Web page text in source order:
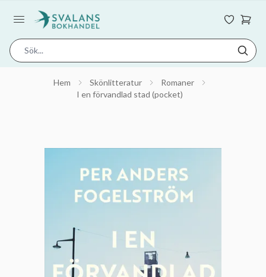
Hem Skönlitteratur
Romaner
I en förvandlad stad (pocket)